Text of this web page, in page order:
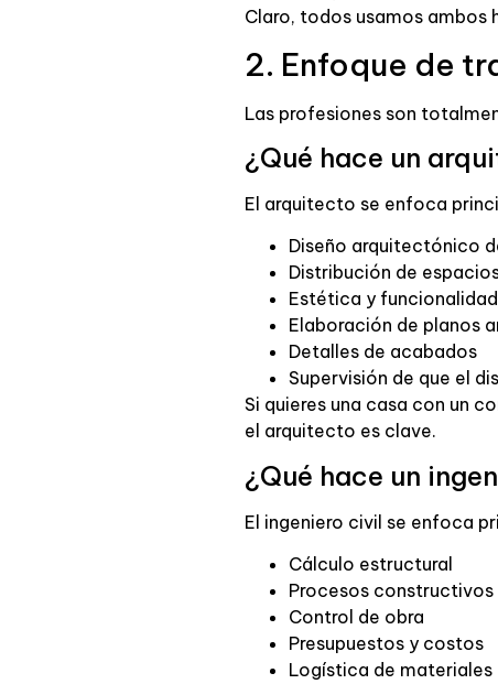
Claro, todos usamos ambos
2. Enfoque de
Las profesiones son
¿Qué hace un
El arquitecto se enfoca
Diseño arquitectónico
Distribución de
Estética y funcionalidad
Elaboración de planos
Detalles de acabados
Supervisión de que el
Si quieres una casa con un
el arquitecto es clave.
¿Qué hace un
El ingeniero civil se enfoca
Cálculo estructural
Procesos constructivos
Control de obra
Presupuestos y costos
Logística de materiales